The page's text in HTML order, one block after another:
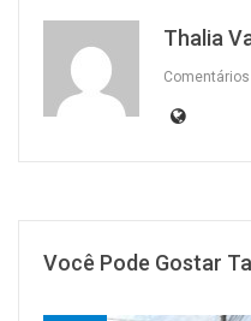
Thalia
Comentários
Você Pode Gostar